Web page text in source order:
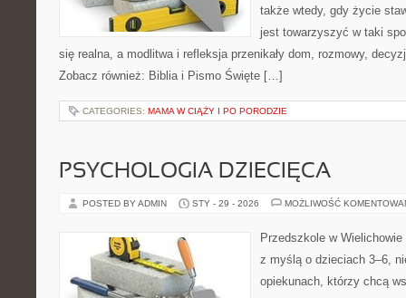
także wtedy, gdy życie
jest towarzyszyć w taki
się realna, a modlitwa i refleksja przenikały dom, rozmowy,
Zobacz również: Biblia i Pismo Święte […]
CATEGORIES: MAMA W CIĄŻY I PO PORODZIE
PSYCHOLOGIA DZIECIĘCA
POSTED BY ADMIN STY - 29 - 2026 MOŻLIWOŚĆ
Przedszkole w
z myślą o dzieciach 3–6,
opiekunach, którzy chcą